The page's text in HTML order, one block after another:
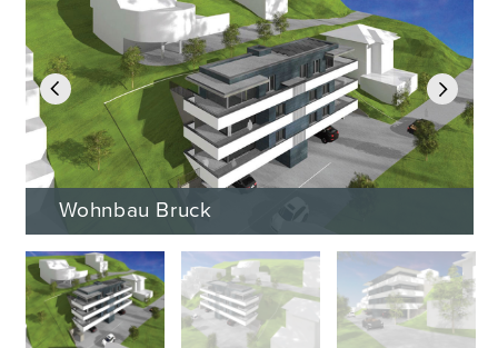
Previous
Wohnbau Bruck
Next